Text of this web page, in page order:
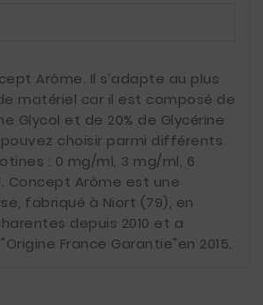
Arôme. Il s’adapte au plus
matériel car il est composé de
Glycol et de 20% de Glycérine
choisir parmi différents
: 0 mg/ml, 3 mg/ml, 6
Concept Arôme est une
fabriqué à Niort (79), en
depuis 2010 et a
France Garantie"en 2015.